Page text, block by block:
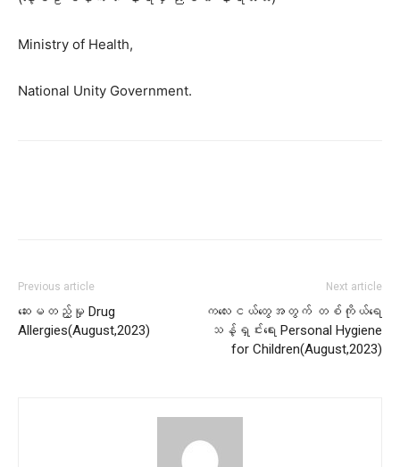
Ministry of Health,
National Unity Government.
Previous article
ဆေးမတည့်မှု Drug
Allergies(August,2023)
Next article
ကလေးငယ်တွေအတွက် တစ်ကိုယ်ရေ
သန့်ရှင်း​ရေး Personal Hygiene
for Children(August,2023)